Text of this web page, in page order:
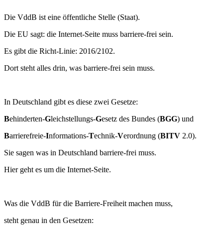
Die VddB ist eine öffentliche Stelle (Staat).
Die EU sagt: die Internet-Seite muss barriere-frei sein.
Es gibt die Richt-Linie: 2016/2102.
Dort steht alles drin, was barriere-frei sein muss.
In Deutschland gibt es diese zwei Gesetze:
Behinderten-Gleichstellungs-Gesetz des Bundes (BGG) und
Barrierefreie-Informations-Technik-Verordnung (BITV 2.0).
Sie sagen was in Deutschland barriere-frei muss.
Hier geht es um die Internet-Seite.
Was die VddB für die Barriere-Freiheit machen muss,
steht genau in den Gesetzen: